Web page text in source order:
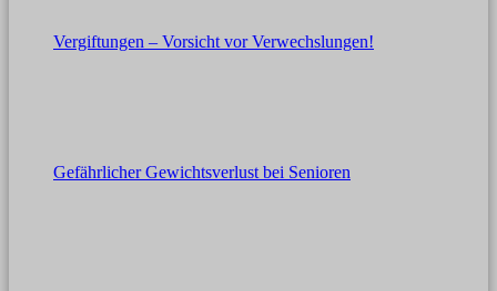
Vergiftungen – Vorsicht vor Verwechslungen!
Gefährlicher Gewichtsverlust bei Senioren